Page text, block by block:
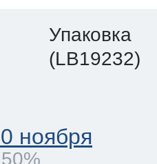
Упаковка
(LB19232)
ноября